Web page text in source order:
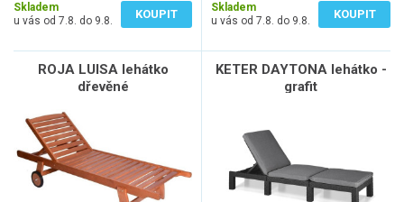
Skladem
u vás od 7.8. do 9.8.
KOUPIT
Skladem
u vás od 7.8. do 9.8.
KOUPIT
ROJA LUISA lehátko
dřevěné
KETER DAYTONA lehátko -
grafit